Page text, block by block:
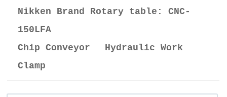
Nikken Brand Rotary table: CNC-
150LFA
Chip Conveyor Hydraulic Work
Clamp